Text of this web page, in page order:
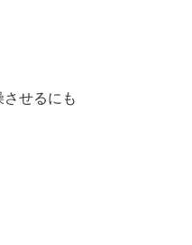
せるにも